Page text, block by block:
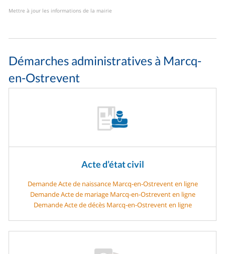
Mettre à jour les informations de la mairie
Démarches administratives à Marcq-
en-Ostrevent
Acte d’état civil
Demande Acte de naissance Marcq-en-Ostrevent en ligne
Demande Acte de mariage Marcq-en-Ostrevent en ligne
Demande Acte de décès Marcq-en-Ostrevent en ligne